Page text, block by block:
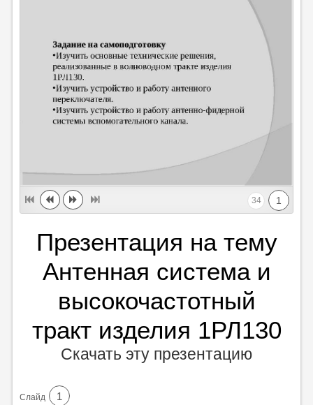
1
34
Презентация на тему
Антенная система и
высокочастотный
тракт изделия 1РЛ130
Скачать эту презентацию
Cлайд 1